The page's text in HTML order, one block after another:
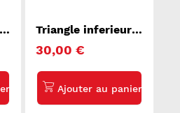
Triangle inferieur
MAZDA RX8
30,00 €